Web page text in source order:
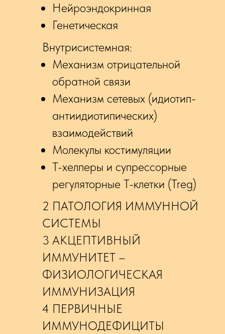
Нейроэндокринная
Генетическая
Внутрисистемная:
Механизм отрицательной
обратной связи
Механизм сетевых (идиотип-
антиидиотипических)
взаимодействий
Молекулы костимуляции
T-хелперы и супрессорные
регуляторные Т-клетки (Treg)
2 ПАТОЛОГИЯ ИММУННОЙ
СИСТЕМЫ
3 АКЦЕПТИВНЫЙ
ИММУНИТЕТ –
ФИЗИОЛОГИЧЕСКАЯ
ИММУНИЗАЦИЯ
4 ПЕРВИЧНЫЕ
ИММУНОДЕФИЦИТЫ